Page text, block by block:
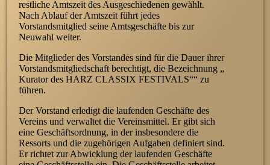
restliche Amtszeit des Ausgeschiedenen gewählt.
Nach Ablauf der Amtszeit führt jedes
Vorstandsmitglied seine Amtsgeschäfte bis zur
Neuwahl weiter.
Die Mitglieder des Vorstandes sind für die Dauer ihrer
Vorstandsmitgliedschaft berechtigt, die Bezeichnung „
Kurator des HARZ CLASSIX FESTIVALS““ zu
führen.
Der Vorstand erledigt die laufenden Geschäfte des
Vereins und verwaltet die Vereinsmittel. Er gibt sich
eine Geschäftsordnung, in der insbesondere die
Ressorts und die zugehörigen Aufgaben definiert sind.
Er richtet zur Abwicklung der laufenden Geschäfte